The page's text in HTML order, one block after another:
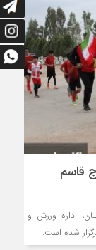
قاسم
اداره ورزش و
شده است.